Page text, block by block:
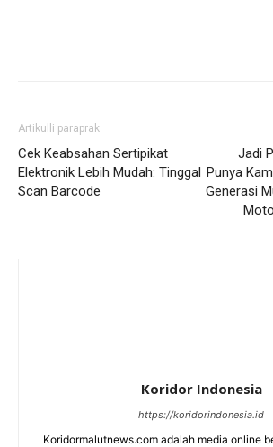
Artikulli paraprak
Cek Keabsahan Sertipikat
Elektronik Lebih Mudah: Tinggal
Scan Barcode ‎
Jadi
Punya
Generasi
Koridor Indonesia
https://koridorindonesia.id
Koridormalutnews.com adalah media online